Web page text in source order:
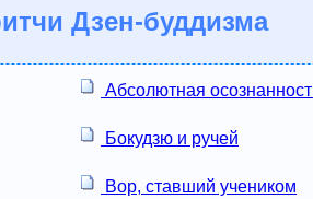
Дзен-буддизма
Абсолютная
Бокудзю и ручей
Вор, ставший учеником